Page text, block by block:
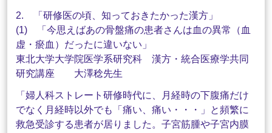
2. 「研修医の頃、知っておきたかった漢方」
(1) 「今思えばあの骨盤痛の患者さんは血の異常（血
虚・瘀血）だったに違いない」
東北大学大学院医学系研究科 漢方・統合医療学共同
研究講座 大澤稔先生
「婦人科ストレート研修時代に、月経時の下腹痛だけ
でなく月経時以外でも「痛い、痛い・・・」と頻繁に
救急受診する患者が居りました。子宮筋腫や子宮内膜